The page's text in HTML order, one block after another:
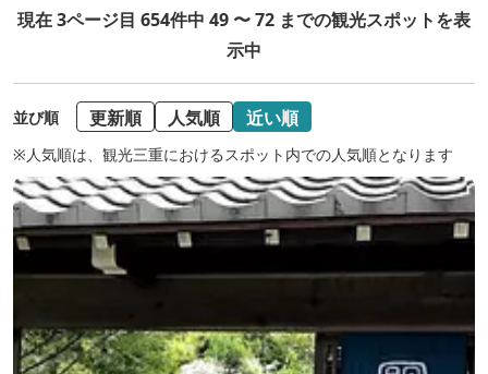
現在 3ページ目 654件中 49 〜 72 までの観光スポットを表
示中
並び順 更新順 人気順 近い順
※人気順は、観光三重におけるスポット内での人気順となります